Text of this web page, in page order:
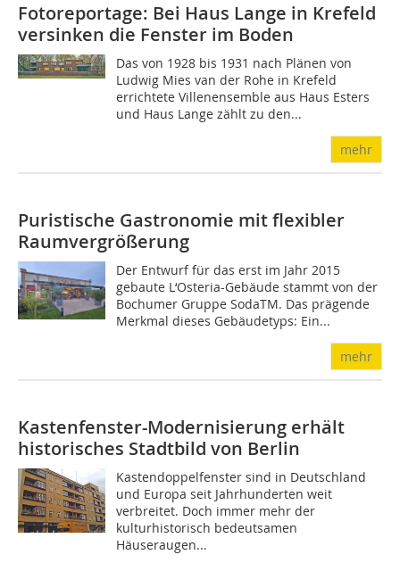
Fotoreportage: Bei Haus Lange in Krefeld
versinken die Fenster im Boden
Das von 1928 bis 1931 nach Plänen von
Ludwig Mies van der Rohe in Krefeld
errichtete Villenensemble aus Haus Esters
und Haus Lange zählt zu den...
mehr
Puristische Gastronomie mit flexibler
Raumvergrößerung
Der Entwurf für das erst im Jahr 2015
gebaute L‘Osteria-Gebäude stammt von der
Bochumer Gruppe SodaTM. Das prägende
Merkmal dieses Gebäudetyps: Ein...
mehr
Kastenfenster-Modernisierung erhält
historisches Stadtbild von Berlin
Kastendoppelfenster sind in Deutschland
und Europa seit Jahrhunderten weit
verbreitet. Doch immer mehr der
kulturhistorisch bedeutsamen
Häuseraugen...